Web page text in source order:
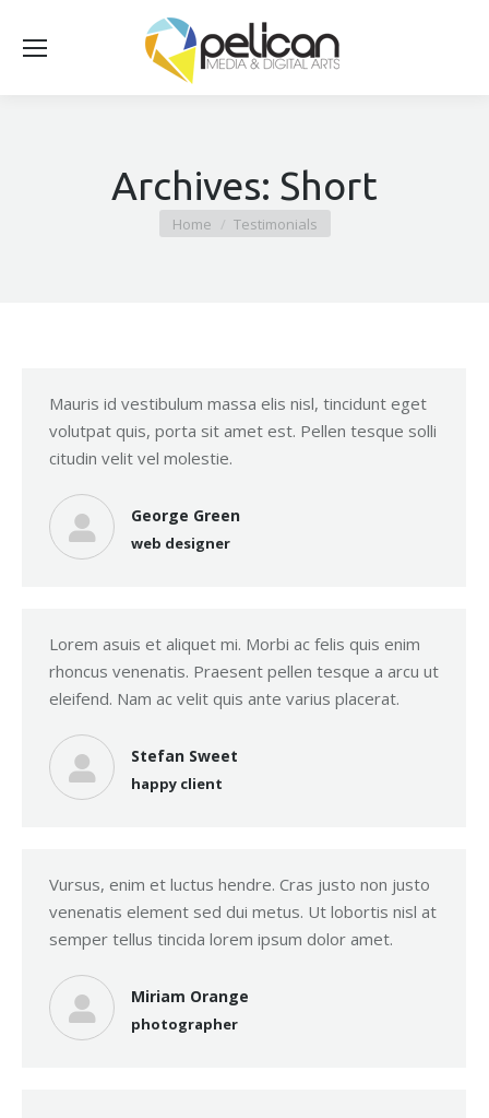
Archives: Short
You are here:
Home Testimonials
Mauris id vestibulum massa elis nisl, tincidunt eget
volutpat quis, porta sit amet est. Pellen tesque solli
citudin velit vel molestie.
George Green
web designer
Lorem asuis et aliquet mi. Morbi ac felis quis enim
rhoncus venenatis. Praesent pellen tesque a arcu ut
eleifend. Nam ac velit quis ante varius placerat.
Stefan Sweet
happy client
Vursus, enim et luctus hendre. Cras justo non justo
venenatis element sed dui metus. Ut lobortis nisl at
semper tellus tincida lorem ipsum dolor amet.
Miriam Orange
photographer